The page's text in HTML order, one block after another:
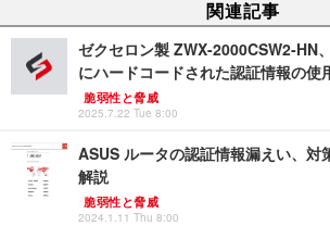
関連記事
ゼクセロン製 ZWX-2000CSW2-HN
にハードコードされた認証情報の使
脆弱性と脅威
2025.7.22 Tue 8:00
ASUS ルータの認証情報漏えい、
解説
脆弱性と脅威
2024.1.11 Thu 8:00